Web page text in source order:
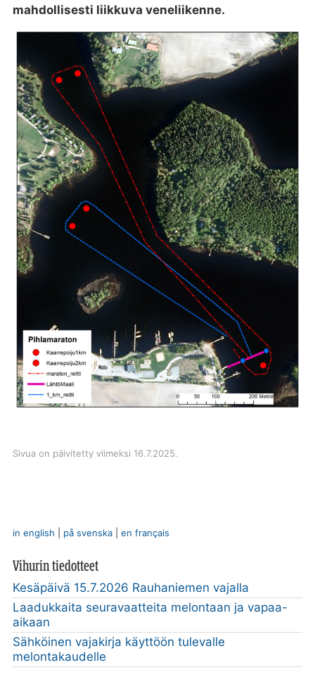
mahdollisesti liikkuva veneliikenne.
Sivua on päivitetty viimeksi 16.7.2025.
in english på svenska| en français
Vihurin tiedotteet
Kesäpäivä 15.7.2026 Rauhaniemen vajalla
Laadukkaita seuravaatteita melontaan ja vapaa-
aikaan
Sähköinen vajakirja käyttöön tulevalle
melontakaudelle